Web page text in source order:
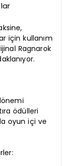
için kullanım
Ragnarok
ödülleri
oyun içi ve